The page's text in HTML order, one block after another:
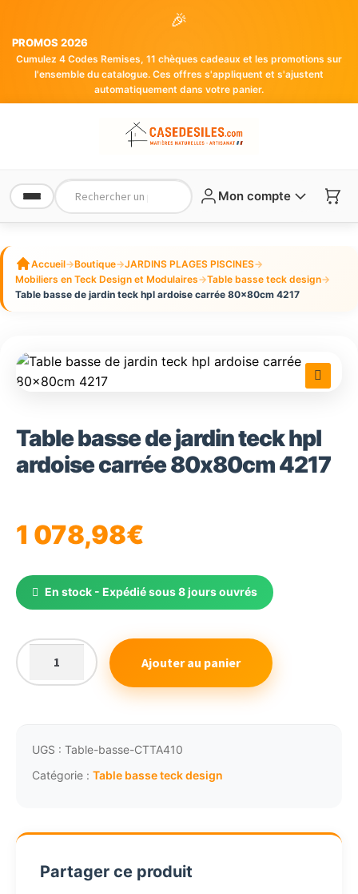
🎉
PROMOS 2026
Cumulez 4 Codes Remises, 11 chèques cadeaux et les promotions sur
l'ensemble du catalogue. Ces offres s'appliquent et s'ajustent
automatiquement dans votre panier.
Mon compte
Accueil→Boutique→JARDINS PLAGES PISCINES→
Mobiliers en Teck Design et Modulaires→Table basse teck design→
Table basse de jardin teck hpl ardoise carrée 80x80cm 4217
Table basse de jardin teck hpl
ardoise carrée 80x80cm 4217
1 078,98€
En stock - Expédié sous 8 jours ouvrés
quantité
de
de
jardin
ardoise
80x80cm
Ajouter au panier
UGS : Table-basse-CTTA410
Catégorie : Table basse teck design
Partager ce produit